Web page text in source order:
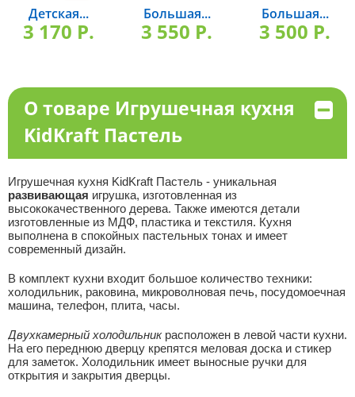
Детская...
3 170 P.
Большая...
3 550 P.
Большая...
3 500 P.
О товаре Игрушечная кухня
KidKraft Пастель
Игрушечная кухня KidKraft Пастель - уникальная
развивающая игрушка, изготовленная из
высококачественного дерева. Также имеются детали
изготовленные из МДФ, пластика и текстиля. Кухня
выполнена в спокойных пастельных тонах и имеет
современный дизайн.
В комплект кухни входит большое количество техники:
холодильник, раковина, микроволновая печь, посудомоечная
машина, телефон, плита, часы.
Двухкамерный холодильникрасположен в левой части кухни.
На его переднюю дверцу крепятся меловая доска и стикер
для заметок. Холодильник имеет выносные ручки для
открытия и закрытия дверцы.